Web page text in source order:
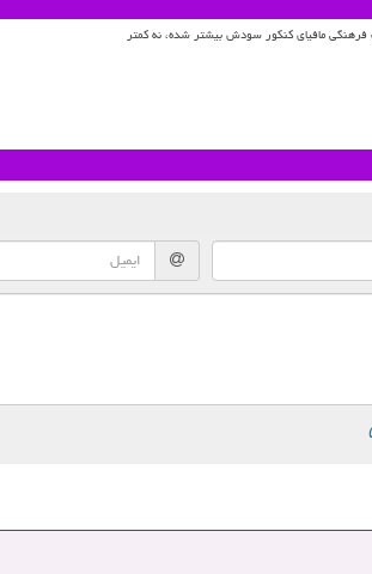
فرهنگی مافیای کنکور سودش بیشتر شده، نه کمتر